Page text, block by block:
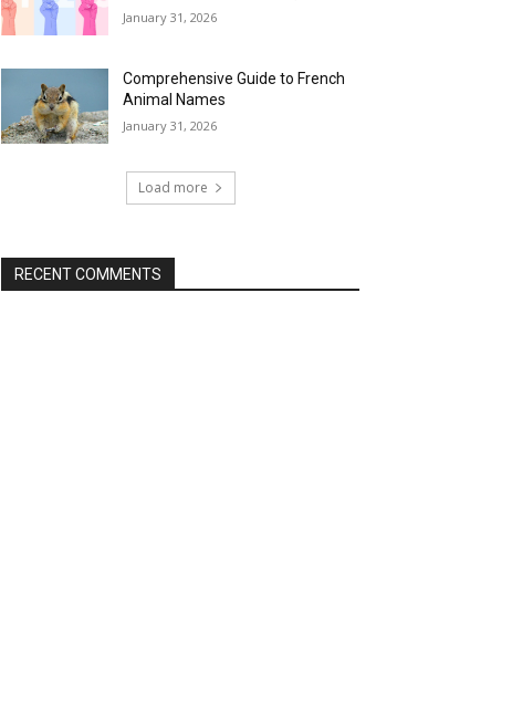
January 31, 2026
Comprehensive Guide to French
Animal Names
January 31, 2026
Load more
RECENT COMMENTS